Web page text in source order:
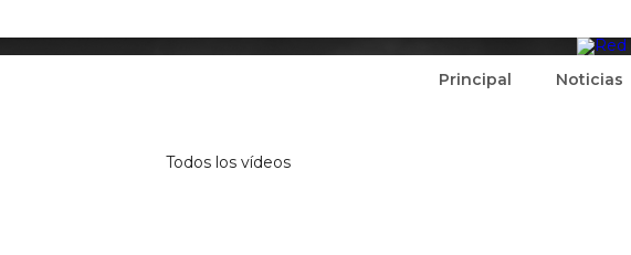
Principal Noticias
Todos los vídeos